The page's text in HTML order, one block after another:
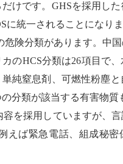
けです。 GHSを採用し
に統一されることになりま
危険分類があります。中
カのHCS分類は26項目で
純窒息剤、可燃性粉塵
の分類が該当する有害物質
容を採用していますが、
ば緊急電話、組成秘密